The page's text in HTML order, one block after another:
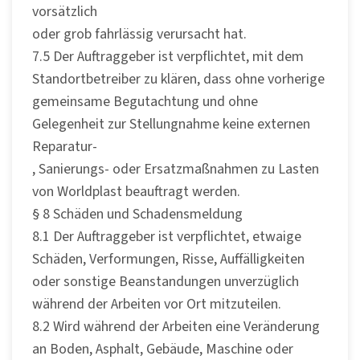
vorsätzlich
oder grob fahrlässig verursacht hat.
7.5 Der Auftraggeber ist verpflichtet, mit dem
Standortbetreiber zu klären, dass ohne vorherige
gemeinsame Begutachtung und ohne
Gelegenheit zur Stellungnahme keine externen
Reparatur-
, Sanierungs- oder Ersatzmaßnahmen zu Lasten
von Worldplast beauftragt werden.
§ 8 Schäden und Schadensmeldung
8.1 Der Auftraggeber ist verpflichtet, etwaige
Schäden, Verformungen, Risse, Auffälligkeiten
oder sonstige Beanstandungen unverzüglich
während der Arbeiten vor Ort mitzuteilen.
8.2 Wird während der Arbeiten eine Veränderung
an Boden, Asphalt, Gebäude, Maschine oder